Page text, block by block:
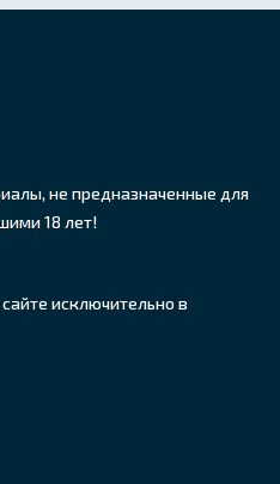
не предназначенные для
18 лет!
исключительно в